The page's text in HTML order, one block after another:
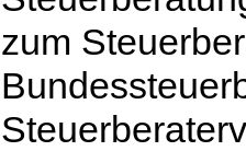
zum